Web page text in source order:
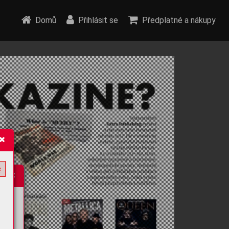
Domů Přihlásit se Předplatné a nákupy